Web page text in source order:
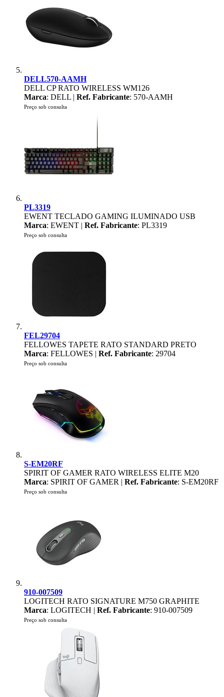
DELL570-AAMH
DELL CP RATO WIRELESS WM126
Marca: DELL | Ref. Fabricante: 570-AAMH
Preço sob consulta
PL3319
EWENT TECLADO GAMING ILUMINADO USB
Marca: EWENT | Ref. Fabricante: PL3319
Preço sob consulta
FEL29704
FELLOWES TAPETE RATO STANDARD PRETO
Marca: FELLOWES | Ref. Fabricante: 29704
Preço sob consulta
S-EM20RF
SPIRIT OF GAMER RATO WIRELESS ELITE M20
Marca: SPIRIT OF GAMER | Ref. Fabricante: S-EM20RF
Preço sob consulta
910-007509
LOGITECH RATO SIGNATURE M750 GRAPHITE
Marca: LOGITECH | Ref. Fabricante: 910-007509
Preço sob consulta